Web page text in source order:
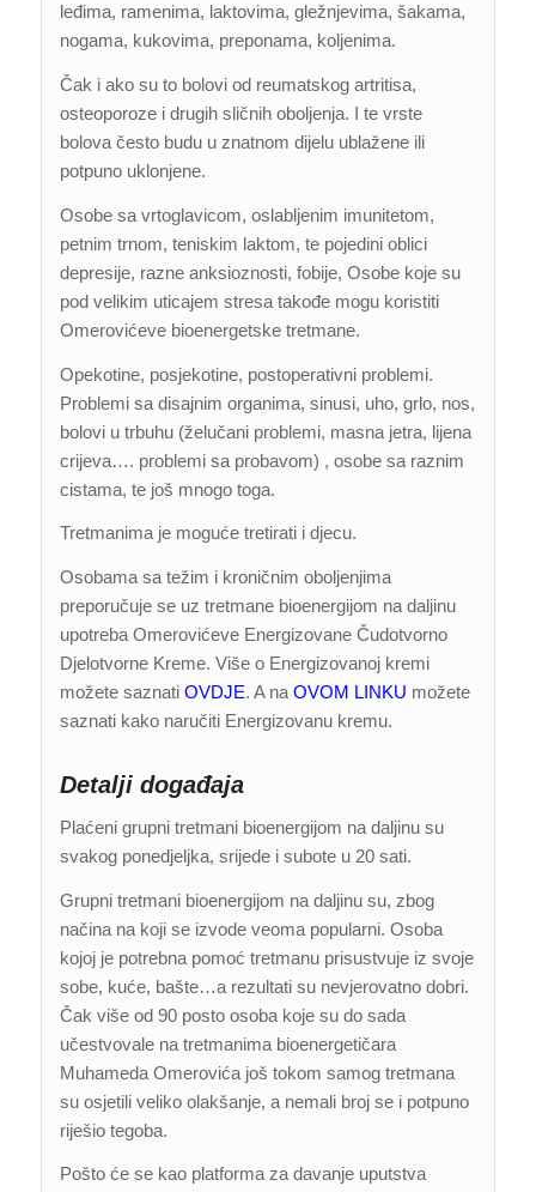
leđima, ramenima, laktovima, gležnjevima, šakama,
nogama, kukovima, preponama, koljenima.
Čak i ako su to bolovi od reumatskog artritisa,
osteoporoze i drugih sličnih oboljenja. I te vrste
bolova često budu u znatnom dijelu ublažene ili
potpuno uklonjene.
Osobe sa vrtoglavicom, oslabljenim imunitetom,
petnim trnom, teniskim laktom, te pojedini oblici
depresije, razne anksioznosti, fobije, Osobe koje su
pod velikim uticajem stresa takođe mogu koristiti
Omerovićeve bioenergetske tretmane.
Opekotine, posjekotine, postoperativni problemi.
Problemi sa disajnim organima, sinusi, uho, grlo, nos,
bolovi u trbuhu (želučani problemi, masna jetra, lijena
crijeva…. problemi sa probavom) , osobe sa raznim
cistama, te još mnogo toga.
Tretmanima je moguće tretirati i djecu.
Osobama sa težim i kroničnim oboljenjima
preporučuje se uz tretmane bioenergijom na daljinu
upotreba Omerovićeve Energizovane Čudotvorno
Djelotvorne Kreme. Više o Energizovanoj kremi
možete saznati OVDJE. A na OVOM LINKU možete
saznati kako naručiti Energizovanu kremu.
Detalji događaja
Plaćeni grupni tretmani bioenergijom na daljinu su
svakog ponedjeljka, srijede i subote u 20 sati.
Grupni tretmani bioenergijom na daljinu su, zbog
načina na koji se izvode veoma popularni. Osoba
kojoj je potrebna pomoć tretmanu prisustvuje iz svoje
sobe, kuće, bašte…a rezultati su nevjerovatno dobri.
Čak više od 90 posto osoba koje su do sada
učestvovale na tretmanima bioenergetičara
Muhameda Omerovića još tokom samog tretmana
su osjetili veliko olakšanje, a nemali broj se i potpuno
riješio tegoba.
Pošto će se kao platforma za davanje uputstva